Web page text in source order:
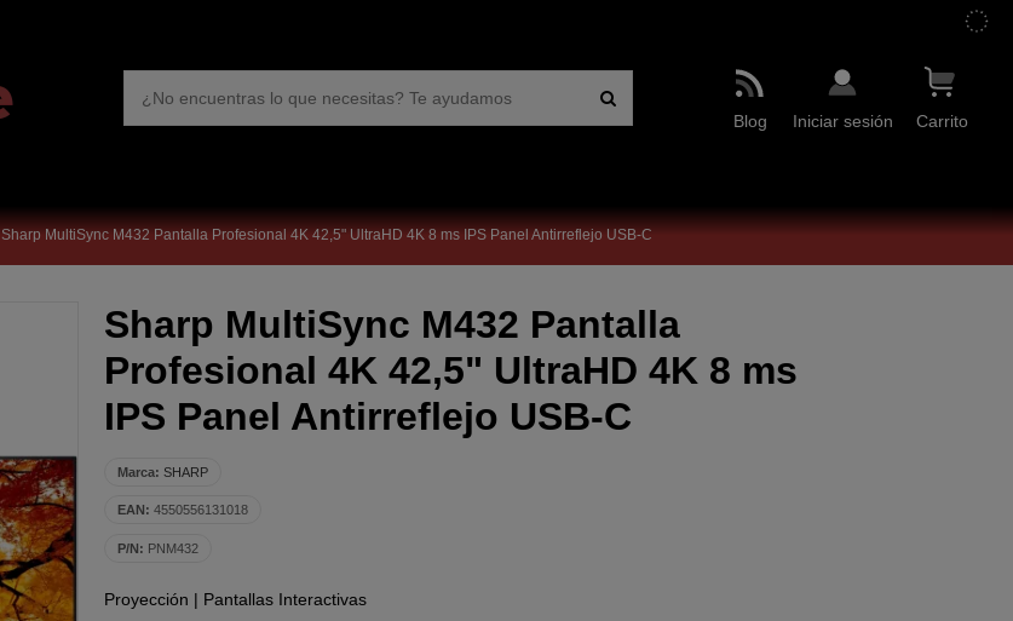
Blog Iniciar sesión Carrito
Sharp MultiSync M432 Pantalla Profesional 4K 42,5" UltraHD 4K 8 ms IPS Panel Antirreflejo USB-C
Sharp MultiSync M432 Pantalla
Profesional 4K 42,5" UltraHD 4K 8 ms
IPS Panel Antirreflejo USB-C
Marca: SHARP
EAN: 4550556131018
P/N: PNM432
Proyección | Pantallas Interactivas